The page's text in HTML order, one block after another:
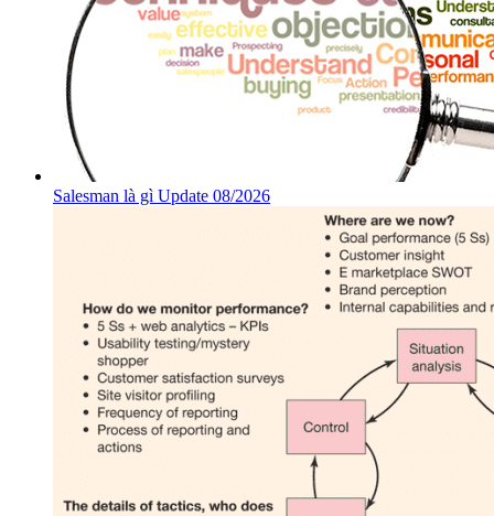
Salesman là gì Update 08/2026